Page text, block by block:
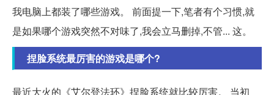
我电脑上都装了哪些游戏。 前面提一下,笔者有个习惯,就
是如果哪个游戏突然不对味了,我会立马删掉,不管... 这。
捏脸系统最厉害的游戏是哪个?
最近大火的《艾尔登法环》捏脸系统就比较厉害。 当初